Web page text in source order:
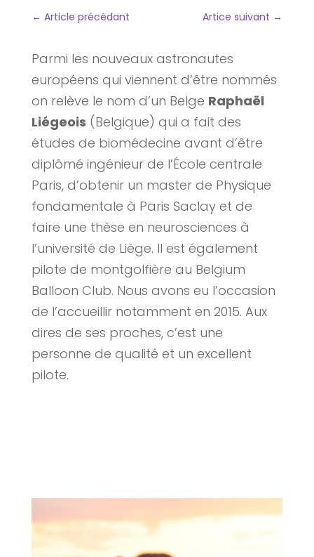
← Article précédant Artice suivant →
Parmi les nouveaux astronautes
européens qui viennent d’être nommés
on relève le nom d’un Belge Raphaël
Liégeois (Belgique) qui a fait des
études de biomédecine avant d’être
diplômé ingénieur de l’École centrale
Paris, d’obtenir un master de Physique
fondamentale à Paris Saclay et de
faire une thèse en neurosciences à
l’université de Liège. Il est également
pilote de montgolfière au Belgium
Balloon Club. Nous avons eu l’occasion
de l’accueillir notamment en 2015. Aux
dires de ses proches, c’est une
personne de qualité et un excellent
pilote.